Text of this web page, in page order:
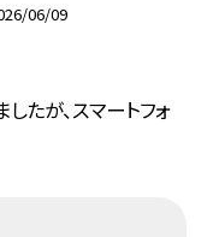
06/09
たが、スマートフォ